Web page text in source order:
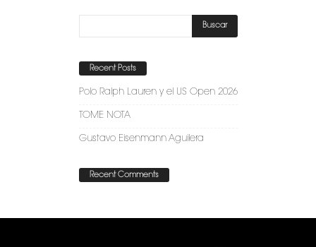
Recent Posts
Polo Ralph Lauren y el US Open 2026
TOME NOTA
Gustavo Eisenmann Aguilera
Recent Comments